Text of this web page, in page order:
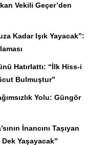
Vekili Geçer’den
Kadar Işık Yayacak”:
Hatırlattı: “İlk Hiss-i
Bulmuştur”
Yolu: Güngör
İnancını Taşıyan
Yaşayacak”